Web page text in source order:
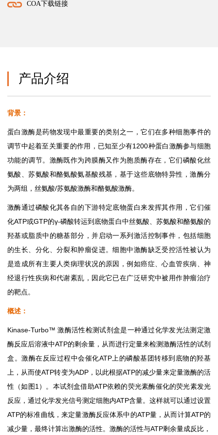
COA下载链接
产品介绍
背景：
蛋白激酶是药物发现中最重要的类别之一，它们在多种细胞事件的
调节中起着至关重要的作用，已知至少有1200种蛋白激酶参与细胞
功能的调节。激酶既作为跨膜酶又作为胞质酶存在，它们磷酸化丝
氨酸、苏氨酸和酪氨酸氨基酸残基，基于这些底物特异性，激酶分
为两组，丝氨酸/苏氨酸激酶和酪氨酸激酶。
激酶通过磷酸化其各自的下游特定底物蛋白来发挥其作用，它们催
化ATP或GTP的γ-磷酸转运到底物蛋白中丝氨酸、苏氨酸和酪氨酸的
羟基或脂质中的糖基部分，并启动一系列激活控制事件，包括细胞
的生长、分化、分裂和肿瘤促进。细胞中激酶缺乏受控活性被认为
是造成所有主要人类病理状况的原因，例如癌症、心血管疾病、神
经退行性疾病和代谢紊乱，因此它已在广泛研究中被用作肿瘤治疗
的靶点。
概述：
Kinase-Turbo™激酶活性检测试剂盒是一种通过化学发光法测定激
酶反应后溶液中ATP的剩余量，从而进行定量来检测激酶活性的试剂
盒。激酶在反应过程中会催化ATP上的磷酸基团转移到底物的羟基
上，从而使ATP转变为ADP，以此根据ATP的减少量来定量激酶的活
性（如图1）。本试剂盒借助ATP依赖的荧光素酶催化的荧光素发光
反应，通过化学发光信号测定细胞内ATP含量。这样就可以通过设置
ATP的标准曲线，来定量激酶反应体系中的ATP量，从而计算ATP的
减少量，最终计算出激酶的活性。激酶的活性与ATP剩余量成反比，